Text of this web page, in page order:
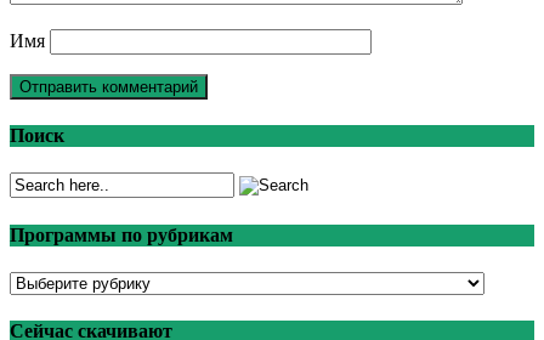
Имя
Поиск
Программы по рубрикам
Программы
рубрикам
Сейчас скачивают